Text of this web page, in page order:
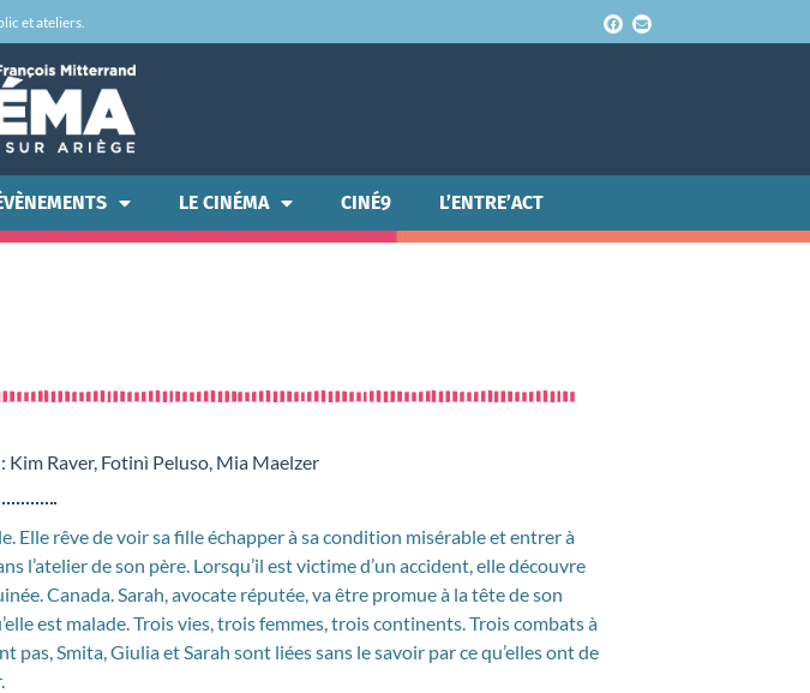
et ateliers.
LE CINÉMA CINÉ9 L’ENTRE’ACT
Kim Raver, Fotinì Peluso, Mia Maelzer
Elle rêve de voir sa fille échapper à sa condition misérable et entrer à
l’atelier de son père. Lorsqu’il est victime d’un accident, elle découvre
Canada. Sarah, avocate réputée, va être promue à la tête de son
est malade. Trois vies, trois femmes, trois continents. Trois combats à
pas, Smita, Giulia et Sarah sont liées sans le savoir par ce qu’elles ont de